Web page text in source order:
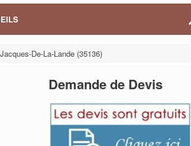
De-La-Lande (35136)
Demande de Devis